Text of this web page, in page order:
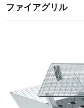
ファイアグリル